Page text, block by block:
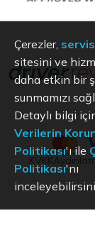
Çerezler,
sitesini ve
daha etkin bir
sunmamızı
Detaylı bilgi
Verilerin
Politikası'ı ile
Politikası'nı